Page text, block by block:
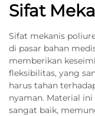
Sifat
Sifat mekanis
di pasar bahan
memberikan
fleksibilitas, yang
harus tahan
nyaman. Material
sangat baik,